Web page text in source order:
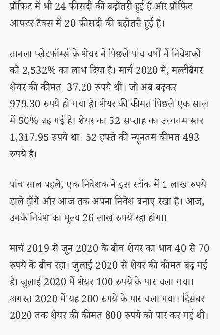
प्रॉफिट में भी 24 फीसदी की बढ़ोतरी हुई है और प्रॉफिट
आफ्टर टैक्स में 20 फीसदी की बढ़ोतरी हुई है।
तानला प्लेटफॉर्म्स के शेयर ने पिछले पांच वर्षों में निवेशकों
को 2,532% का लाभ दिया है। मार्च 2020 में, मल्टीबैगर
शेयर की कीमत 37.20 रुपये थी। जो अब बढ़कर
979.30 रुपये हो गया है। शेयर की कीमत पिछले एक साल
में 50% बढ़ गई है। शेयर का 52 सप्ताह का उच्चतम स्तर
1,317.95 रुपये था। 52 हफ्ते की न्यूनतम कीमत 493
रुपये है।
पांच साल पहले, एक निवेशक ने इस स्टॉक में 1 लाख रुपये
डाले होंगे और आज तक अपना निवेश बनाए रखा है। आज,
उनके निवेश का मूल्य 26 लाख रुपये रहा होगा।
मार्च 2019 से जून 2020 के बीच शेयर का भाव 40 से 70
रुपये के बीच रहा। जुलाई 2020 से शेयर की कीमत बढ़ गई
है। जुलाई 2020 में शेयर 100 रुपये के पार चला गया।
अगस्त 2020 में यह 200 रुपये के पार चला गया। दिसंबर
2020 तक शेयर की कीमत 800 रुपये को पार कर गई थी।